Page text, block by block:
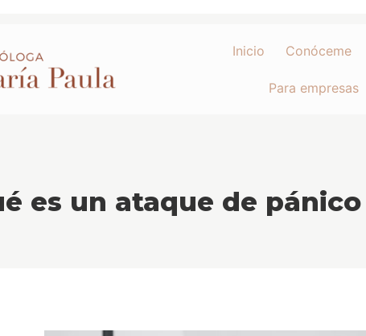
Inicio Conóceme
Para empresas
es un ataque de